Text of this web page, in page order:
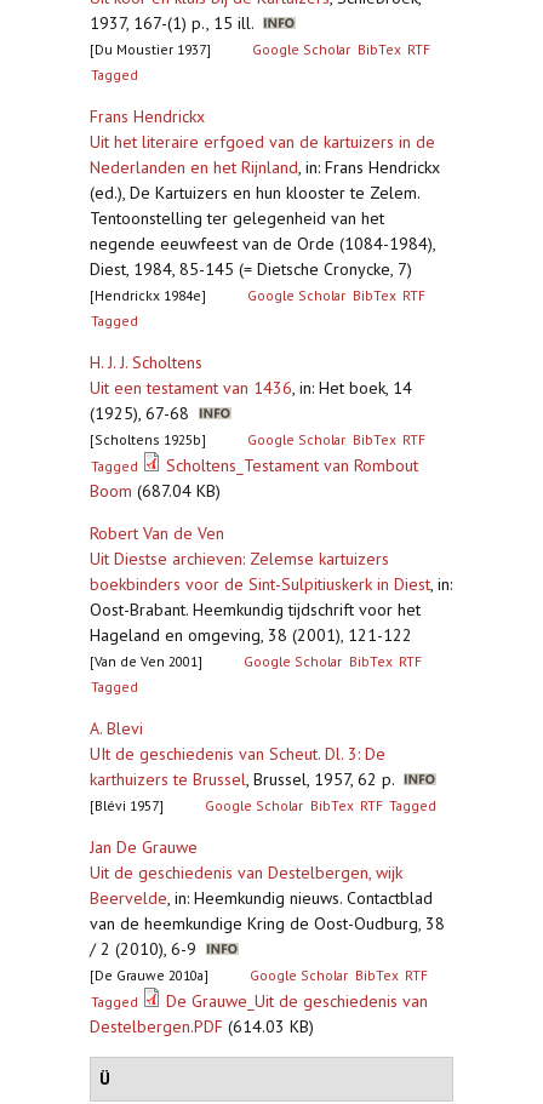
1937, 167-(1) p., 15 ill.
[Du Moustier 1937] Google Scholar BibTex RTF
Tagged
Frans Hendrickx
Uit het literaire erfgoed van de kartuizers in de
Nederlanden en het Rijnland, in: Frans Hendrickx
(ed.), De Kartuizers en hun klooster te Zelem.
Tentoonstelling ter gelegenheid van het
negende eeuwfeest van de Orde (1084-1984),
Diest, 1984, 85-145 (= Dietsche Cronycke, 7)
[Hendrickx 1984e] Google Scholar BibTex RTF
Tagged
H. J. J. Scholtens
Uit een testament van 1436, in: Het boek, 14
(1925), 67-68
[Scholtens 1925b] Google Scholar BibTex RTF
Tagged
Scholtens_Testament van Rombout
Boom (687.04 KB)
Robert Van de Ven
Uit Diestse archieven: Zelemse kartuizers
boekbinders voor de Sint-Sulpitiuskerk in Diest, in:
Oost-Brabant. Heemkundig tijdschrift voor het
Hageland en omgeving, 38 (2001), 121-122
[Van de Ven 2001] Google Scholar BibTex RTF
Tagged
A. Blevi
UIt de geschiedenis van Scheut. Dl. 3: De
karthuizers te Brussel, Brussel, 1957, 62 p.
[Blévi 1957] Google Scholar BibTex RTF Tagged
Jan De Grauwe
Uit de geschiedenis van Destelbergen, wijk
Beervelde, in: Heemkundig nieuws. Contactblad
van de heemkundige Kring de Oost-Oudburg, 38
/ 2 (2010), 6-9
[De Grauwe 2010a] Google Scholar BibTex RTF
Tagged
De Grauwe_Uit de geschiedenis van
Destelbergen.PDF (614.03 KB)
Ü